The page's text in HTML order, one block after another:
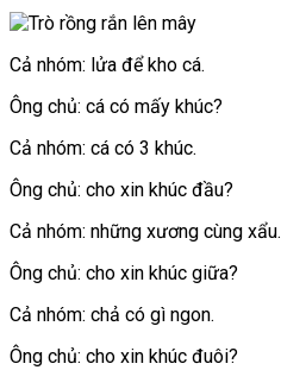
Cả nhóm: lửa để kho cá.
Ông chủ: cá có mấy khúc?
Cả nhóm: cá có 3 khúc.
Ông chủ: cho xin khúc đầu?
Cả nhóm: những xương cùng xẩu.
Ông chủ: cho xin khúc giữa?
Cả nhóm: chả có gì ngon.
Ông chủ: cho xin khúc đuôi?